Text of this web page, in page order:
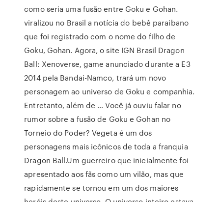
como seria uma fusão entre Goku e Gohan.
viralizou no Brasil a notícia do bebê paraibano
que foi registrado com o nome do filho de
Goku, Gohan. Agora, o site IGN Brasil Dragon
Ball: Xenoverse, game anunciado durante a E3
2014 pela Bandai-Namco, trará um novo
personagem ao universo de Goku e companhia.
Entretanto, além de … Você já ouviu falar no
rumor sobre a fusão de Goku e Gohan no
Torneio do Poder? Vegeta é um dos
personagens mais icônicos de toda a franquia
Dragon Ball.Um guerreiro que inicialmente foi
apresentado aos fãs como um vilão, mas que
rapidamente se tornou em um dos maiores